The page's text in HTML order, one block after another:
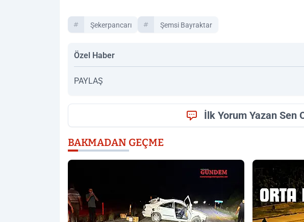
Şekerpancarı Şemsi Bayraktar
Özel Haber
PAYLAŞ
İlk Yorum Yazan Sen
BAKMADAN GEÇME